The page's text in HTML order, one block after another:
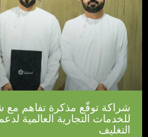
شراكة توقّع مذكرة تفاهم
للخدمات التجارية العالمية
التغليف